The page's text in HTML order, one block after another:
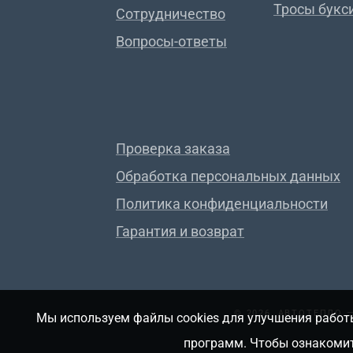
Сотрудничество
Вопросы-ответы
Тросы
Проверка заказа
Обработка персональных данных
Политика конфиденциальности
Гарантия и возврат
© 2026, АВТОТЕПЛО
Мы используем файлы cookies для улучшения
программ. Чтобы